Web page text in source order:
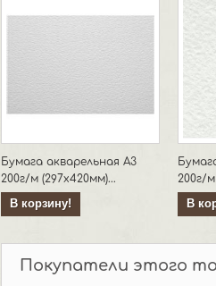
Бумага акварельная А3
200г/м (297х420мм)...
В корзину!
200г/
В
Покупатели этого